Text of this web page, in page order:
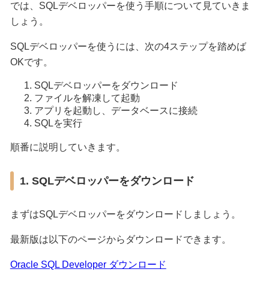
では、SQLデベロッパーを使う手順について見ていきま
しょう。
SQLデベロッパーを使うには、次の4ステップを踏めば
OKです。
SQLデベロッパーをダウンロード
ファイルを解凍して起動
アプリを起動し、データベースに接続
SQLを実行
順番に説明していきます。
1. SQLデベロッパーをダウンロード
まずはSQLデベロッパーをダウンロードしましょう。
最新版は以下のページからダウンロードできます。
Oracle SQL Developer ダウンロード